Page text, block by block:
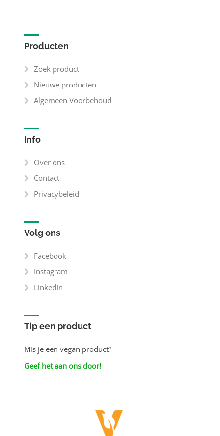
Producten
Zoek product
Nieuwe producten
Algemeen Voorbehoud
Info
Over ons
Contact
Privacybeleid
Volg ons
Facebook
Instagram
LinkedIn
Tip een product
Mis je een vegan product?
Geef het aan ons door!